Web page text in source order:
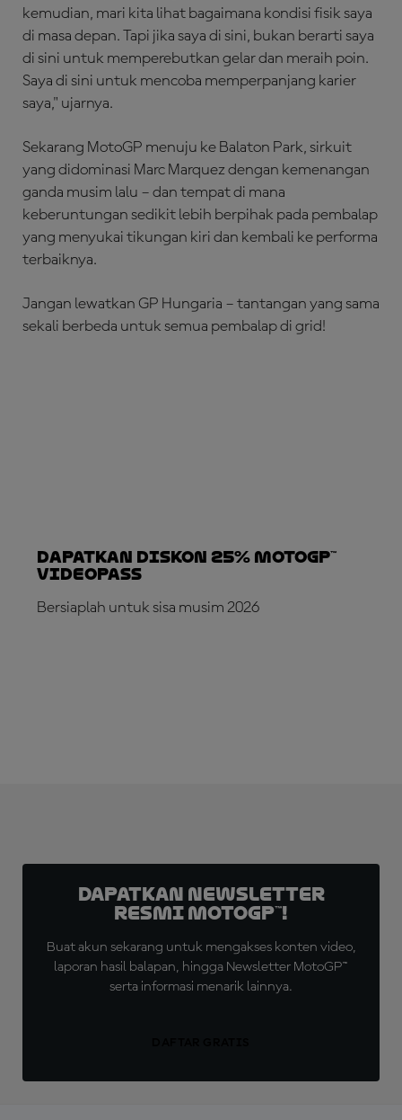
kemudian, mari kita lihat bagaimana kondisi fisik saya
di masa depan. Tapi jika saya di sini, bukan berarti saya
di sini untuk memperebutkan gelar dan meraih poin.
Saya di sini untuk mencoba memperpanjang karier
saya," ujarnya.
Sekarang MotoGP menuju ke Balaton Park, sirkuit
yang didominasi Marc Marquez dengan kemenangan
ganda musim lalu – dan tempat di mana
keberuntungan sedikit lebih berpihak pada pembalap
yang menyukai tikungan kiri dan kembali ke performa
terbaiknya.
Jangan lewatkan GP Hungaria – tantangan yang sama
sekali berbeda untuk semua pembalap di grid!
Dapatkan Diskon 25% MotoGP™
VideoPass
Bersiaplah untuk sisa musim 2026
Dapatkan Newsletter
Resmi MotoGP™!
Buat akun sekarang untuk mengakses konten video,
laporan hasil balapan, hingga Newsletter MotoGP™
serta informasi menarik lainnya.